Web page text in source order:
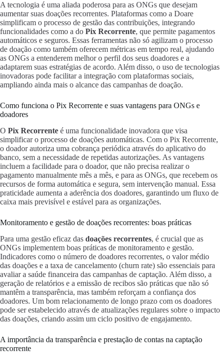
A tecnologia é uma aliada poderosa para as ONGs que desejam
aumentar suas doações recorrentes. Plataformas como a Doare
simplificam o processo de gestão das contribuições, integrando
funcionalidades como a do Pix Recorrente, que permite pagamentos
automáticos e seguros. Essas ferramentas não só agilizam o processo
de doação como também oferecem métricas em tempo real, ajudando
as ONGs a entenderem melhor o perfil dos seus doadores e a
adaptarem suas estratégias de acordo. Além disso, o uso de tecnologias
inovadoras pode facilitar a integração com plataformas sociais,
ampliando ainda mais o alcance das campanhas de doação.
Como funciona o Pix Recorrente e suas vantagens para ONGs e
doadores
O Pix Recorrente é uma funcionalidade inovadora que visa
simplificar o processo de doações automáticas. Com o Pix Recorrente,
o doador autoriza uma cobrança periódica através do aplicativo do
banco, sem a necessidade de repetidas autorizações. As vantagens
incluem a facilidade para o doador, que não precisa realizar o
pagamento manualmente mês a mês, e para as ONGs, que recebem os
recursos de forma automática e segura, sem intervenção manual. Essa
praticidade aumenta a aderência dos doadores, garantindo um fluxo de
caixa mais previsível e estável para as organizações.
Monitoramento e gestão de doações recorrentes: boas práticas
Para uma gestão eficaz das doações recorrentes, é crucial que as
ONGs implementem boas práticas de monitoramento e gestão.
Indicadores como o número de doadores recorrentes, o valor médio
das doações e a taxa de cancelamento (churn rate) são essenciais para
avaliar a saúde financeira das campanhas de captação. Além disso, a
geração de relatórios e a emissão de recibos são práticas que não só
mantêm a transparência, mas também reforçam a confiança dos
doadores. Um bom relacionamento de longo prazo com os doadores
pode ser estabelecido através de atualizações regulares sobre o impacto
das doações, criando assim um ciclo positivo de engajamento.
A importância da transparência e prestação de contas na captação
recorrente